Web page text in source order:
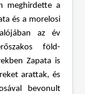
meghirdette a
és a morelosi
az év
föld-
Zapata is
arattak, és
bevonult